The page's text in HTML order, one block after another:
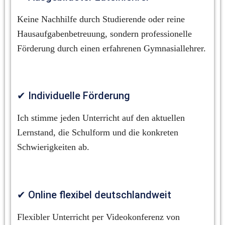
Keine Nachhilfe durch Studierende oder reine
Hausaufgabenbetreuung, sondern professionelle
Förderung durch einen erfahrenen Gymnasiallehrer.
✔ Individuelle Förderung
Ich stimme jeden Unterricht auf den aktuellen
Lernstand, die Schulform und die konkreten
Schwierigkeiten ab.
✔ Online flexibel deutschlandweit
Flexibler Unterricht per Videokonferenz von